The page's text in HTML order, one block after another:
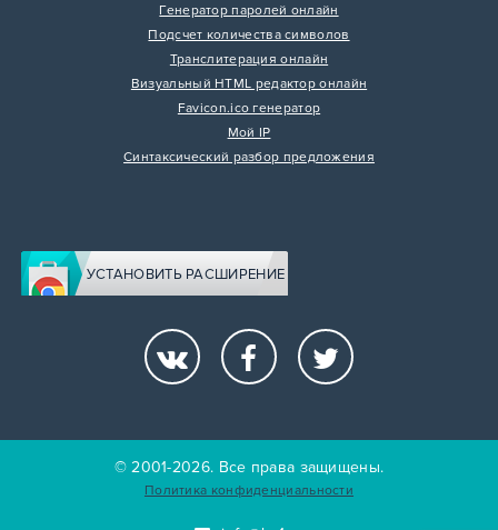
Генератор паролей онлайн
Подсчет количества символов
Транслитерация онлайн
Визуальный HTML редактор онлайн
Favicon.ico генератор
Мой IP
Синтаксический разбор предложения
УСТАНОВИТЬ РАСШИРЕНИЕ
© 2001-2026. Все права защищены.
Политика конфиденциальности